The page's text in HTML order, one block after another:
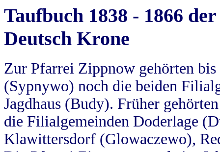
Taufbuch 1838 - 1866
Deutsch Krone
Zur Pfarrei Zippnow gehörten
(Sypnywo) noch die beiden
Jagdhaus (Budy). Früher
die Filialgemeinden Doderlage
Klawittersdorf (Glowaczewo),